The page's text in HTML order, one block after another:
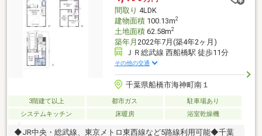
間取り 4LDK
建物面積100.13m2
土地面積62.58m2
築年月 2022年7月(築4年2ヶ月)
ＪＲ総武線 西船橋駅 徒歩11分
その他の交通
千葉県船橋市海神町南１
3階建て以上 都市ガス
駐車場あり
システムキッチン
床暖房 浴室乾燥機
◆JR中央・総武線、東京メトロ東西線など5路線利用可能◆千葉